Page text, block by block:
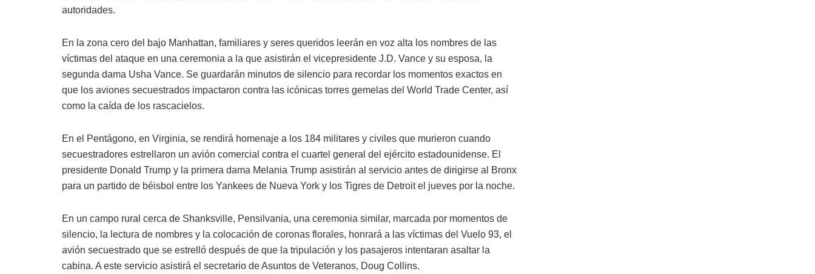
autoridades.
En la zona cero del bajo Manhattan, familiares y seres queridos leerán en voz alta los nombres de las
víctimas del ataque en una ceremonia a la que asistirán el vicepresidente J.D. Vance y su esposa, la
segunda dama Usha Vance. Se guardarán minutos de silencio para recordar los momentos exactos en
que los aviones secuestrados impactaron contra las icónicas torres gemelas del World Trade Center, así
como la caída de los rascacielos.
En el Pentágono, en Virginia, se rendirá homenaje a los 184 militares y civiles que murieron cuando
secuestradores estrellaron un avión comercial contra el cuartel general del ejército estadounidense. El
presidente Donald Trump y la primera dama Melania Trump asistirán al servicio antes de dirigirse al Bronx
para un partido de béisbol entre los Yankees de Nueva York y los Tigres de Detroit el jueves por la noche.
En un campo rural cerca de Shanksville, Pensilvania, una ceremonia similar, marcada por momentos de
silencio, la lectura de nombres y la colocación de coronas florales, honrará a las víctimas del Vuelo 93, el
avión secuestrado que se estrelló después de que la tripulación y los pasajeros intentaran asaltar la
cabina. A este servicio asistirá el secretario de Asuntos de Veteranos, Doug Collins.